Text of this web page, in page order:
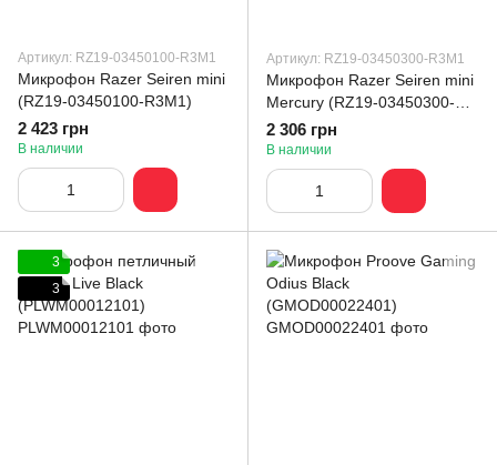
Артикул: RZ19-03450100-R3M1
Микрофон Razer Seiren mini
(RZ19-03450100-R3M1)
2 423 грн
В наличии
Артикул: RZ19-03450300-R3M1
Микрофон Razer Seiren mini
Mercury (RZ19-03450300-
R3M1)
2 306 грн
В наличии
3
3